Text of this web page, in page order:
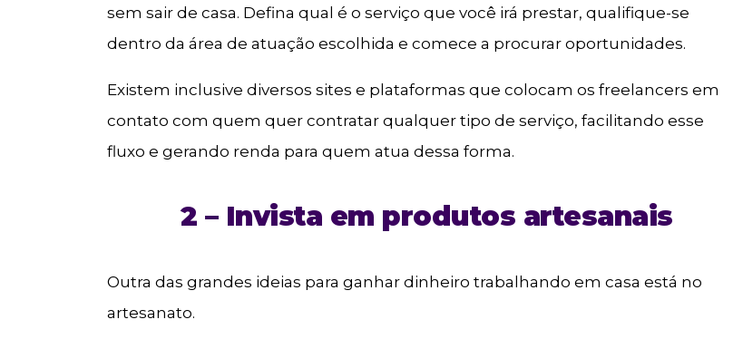
sem sair de casa. Defina qual é o serviço que você irá prestar, qualifique-se
dentro da área de atuação escolhida e comece a procurar oportunidades.
Existem inclusive diversos sites e plataformas que colocam os freelancers em
contato com quem quer contratar qualquer tipo de serviço, facilitando esse
fluxo e gerando renda para quem atua dessa forma.
2 – Invista em produtos artesanais
Outra das grandes ideias para ganhar dinheiro trabalhando em casa está no
artesanato.